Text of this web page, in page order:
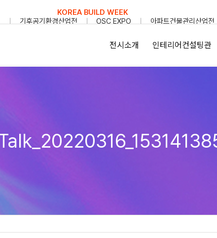
KOREA BUILD WEEK
기후공기환경산업전 OSC EXPO 아파트건물관리산업전
전시소개 인테리어컨설팅관